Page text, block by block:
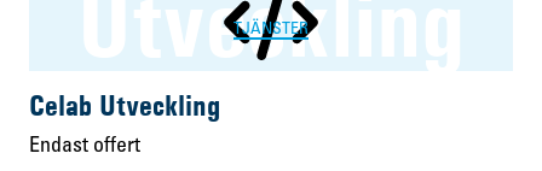
TJÄNSTER
Celab Utveckling
Endast offert